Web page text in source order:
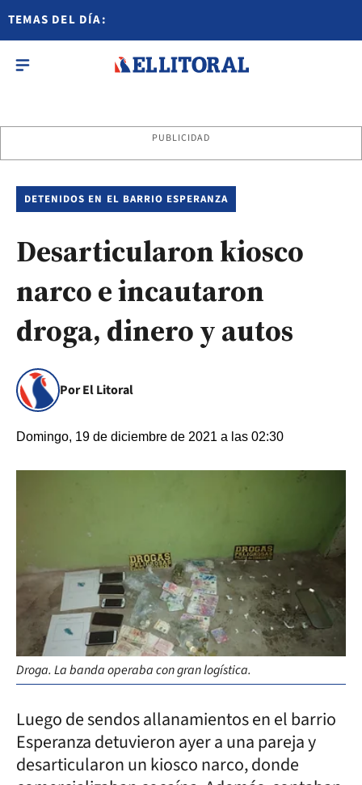
TEMAS DEL DÍA:
PUBLICIDAD
DETENIDOS EN EL BARRIO ESPERANZA
Desarticularon kiosco
narco e incautaron
droga, dinero y autos
Por El Litoral
Domingo, 19 de diciembre de 2021 a las 02:30
Droga. La banda operaba con gran logística.
Luego de sendos allanamientos en el barrio
Esperanza detuvieron ayer a una pareja y
desarticularon un kiosco narco, donde